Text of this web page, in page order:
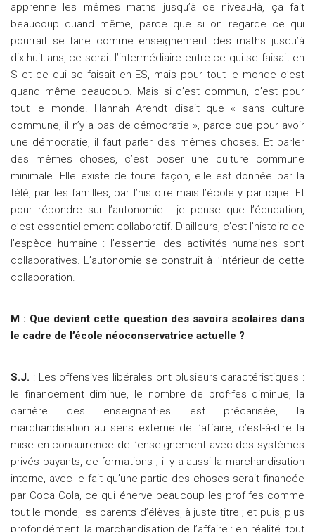
apprenne les mêmes maths jusqu’à ce niveau-là, ça fait
beaucoup quand même, parce que si on regarde ce qui
pourrait se faire comme enseignement des maths jusqu’à
dix-huit ans, ce serait l’intermédiaire entre ce qui se faisait en
S et ce qui se faisait en ES, mais pour tout le monde c’est
quand même beaucoup. Mais si c’est commun, c’est pour
tout le monde. Hannah Arendt disait que « sans culture
commune, il n’y a pas de démocratie », parce que pour avoir
une démocratie, il faut parler des mêmes choses. Et parler
des mêmes choses, c’est poser une culture commune
minimale. Elle existe de toute façon, elle est donnée par la
télé, par les familles, par l’histoire mais l’école y participe. Et
pour répondre sur l’autonomie : je pense que l’éducation,
c’est essentiellement collaboratif. D’ailleurs, c’est l’histoire de
l’espèce humaine : l’essentiel des activités humaines sont
collaboratives. L’autonomie se construit à l’intérieur de cette
collaboration.
M : Que devient cette question des savoirs scolaires dans
le cadre de l’école néoconservatrice actuelle ?
S.J. : Les offensives libérales ont plusieurs caractéristiques :
le financement diminue, le nombre de prof·fes diminue, la
carrière des enseignant·es est précarisée, la
marchandisation au sens externe de l’affaire, c’est-à-dire la
mise en concurrence de l’enseignement avec des systèmes
privés payants, de formations ; il y a aussi la marchandisation
interne, avec le fait qu’une partie des choses serait financée
par Coca Cola, ce qui énerve beaucoup les prof·fes comme
tout le monde, les parents d’élèves, à juste titre ; et puis, plus
profondément, la marchandisation de l’affaire : en réalité, tout